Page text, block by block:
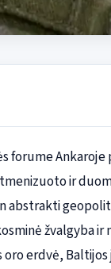
forume
ir
abstrakti
žvalgyba
erdvė,